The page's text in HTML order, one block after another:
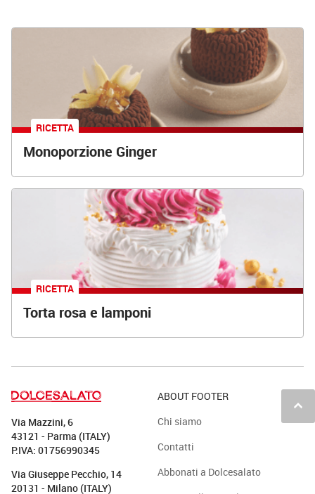
RICETTA
Monoporzione Ginger
RICETTA
Torta rosa e lamponi
keyboard_arrow_up
Via Mazzini, 6
43121 - Parma (ITALY)
P.IVA: 01756990345
Via Giuseppe Pecchio, 14
20131 - Milano (ITALY)
ABOUT FOOTER
Chi siamo
Contatti
Abbonati a Dolcesalato